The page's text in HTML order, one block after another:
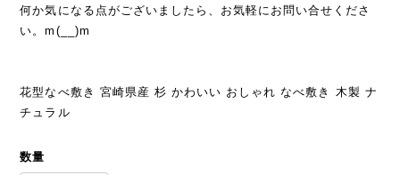
何か気になる点がございましたら、お気軽にお問い合せくださ
い。m(__)m
花型なべ敷き 宮崎県産 杉 かわいい おしゃれ なべ敷き 木製 ナ
チュラル
数量